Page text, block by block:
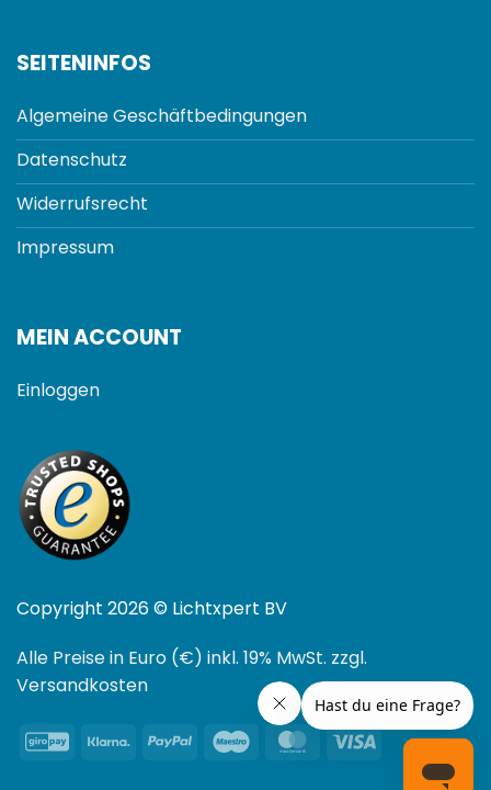
SEITENINFOS
Algemeine Geschäftbedingungen
Datenschutz
Widerrufsrecht
Impressum
MEIN ACCOUNT
Einloggen
Copyright 2026 © Lichtxpert BV
Alle Preise in Euro (€) inkl. 19% MwSt. zzgl.
Versandkosten
GiroPayKlarna PayPal Maestro MasterCard
Visa